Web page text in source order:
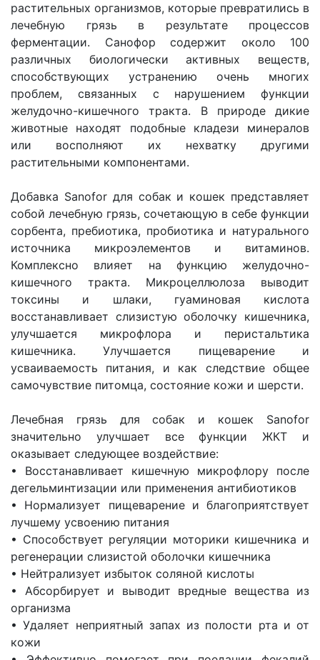
растительных организмов, которые превратились в
лечебную грязь в результате процессов
ферментации. Санофор содержит около 100
различных биологически активных веществ,
способствующих устранению очень многих
проблем, связанных с нарушением функции
желудочно-кишечного тракта. В природе дикие
животные находят подобные кладези минералов
или восполняют их нехватку другими
растительными компонентами.
Добавка Sanofor для собак и кошек представляет
собой лечебную грязь, сочетающую в себе функции
сорбента, пребиотика, пробиотика и натурального
источника микроэлементов и витаминов.
Комплексно влияет на функцию желудочно-
кишечного тракта. Микроцеллюлоза выводит
токсины и шлаки, гуаминовая кислота
восстанавливает слизистую оболочку кишечника,
улучшается микрофлора и перистальтика
кишечника. Улучшается пищеварение и
усваиваемость питания, и как следствие общее
самочувствие питомца, состояние кожи и шерсти.
Лечебная грязь для собак и кошек Sanofor
значительно улучшает все функции ЖКТ и
оказывает следующее воздействие:
• Восстанавливает кишечную микрофлору после
дегельминтизации или применения антибиотиков
• Нормализует пищеварение и благоприятствует
лучшему усвоению питания
• Способствует регуляции моторики кишечника и
регенерации слизистой оболочки кишечника
• Нейтрализует избыток соляной кислоты
• Абсорбирует и выводит вредные вещества из
организма
• Удаляет неприятный запах из полости рта и от
кожи